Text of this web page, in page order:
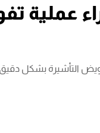
عملية
التأشيرة بشكل دقيق